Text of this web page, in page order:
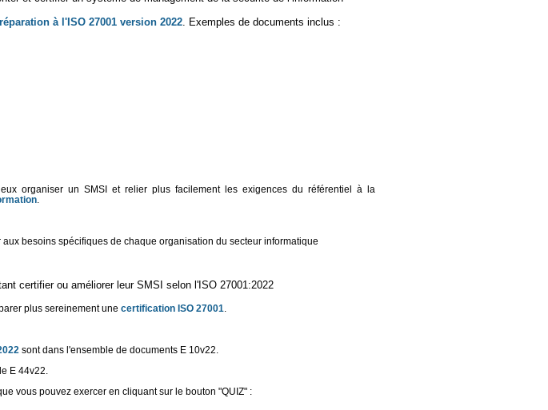
à l'ISO 27001 version 2022. Exemples de documents inclus :
organiser un SMSI et relier plus facilement les exigences du référentiel à la
besoins spécifiques de chaque organisation du secteur informatique
certifier ou améliorer leur SMSI selon l'ISO 27001:2022
plus sereinement une certification ISO 27001
sont dans l'ensemble de documents E 10v22.
E 44v22.
vous pouvez exercer en cliquant sur le bouton "QUIZ" :